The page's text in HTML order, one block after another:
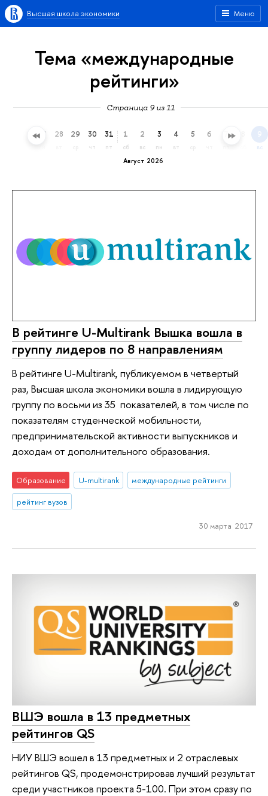
Меню
Высшая школа экономики
Тема «международные
рейтинги»
Страница 9 из 11
27 28 29 30
чт
31
пт
Август 2026
1
сб
2
вс
3
пн
4
вт
5 6 7 9
вс
В рейтинге U-Multirank Вышка вошла в
группу лидеров по 8 направлениям
В рейтинге U-Multirank, публикуемом в четвертый
раз, Высшая школа экономики вошла в лидирующую
группу по восьми из 35 показателей, в том числе по
показателям студенческой мобильности,
предпринимательской активности выпускников и
доходам от дополнительного образования.
Образование U-multirank
международные рейтинги
рейтинг вузов
30 марта 2017
ВШЭ вошла в 13 предметных
рейтингов QS
НИУ ВШЭ вошел в 13 предметных и 2 отраслевых
рейтингов QS, продемонстрировав лучший результат
среди участников проекта 5-100. При этом сразу по